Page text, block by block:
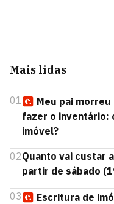
Mais lidas
01
Meu pai morreu
fazer o inventário:
imóvel?
02Quanto vai custar
partir de sábado
03
Escritura de